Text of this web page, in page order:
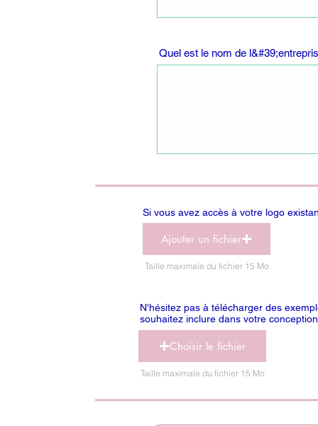
Quel est le nom de
Si vous avez accès à votre logo
Ajouter un fichier
Taille maximale du fichier 15 Mo
N'hésitez pas à télécharger des
souhaitez inclure dans votre
Choisir le fichier
Taille maximale du fichier 15 Mo